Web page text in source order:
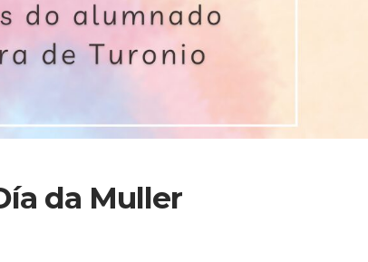
da Muller